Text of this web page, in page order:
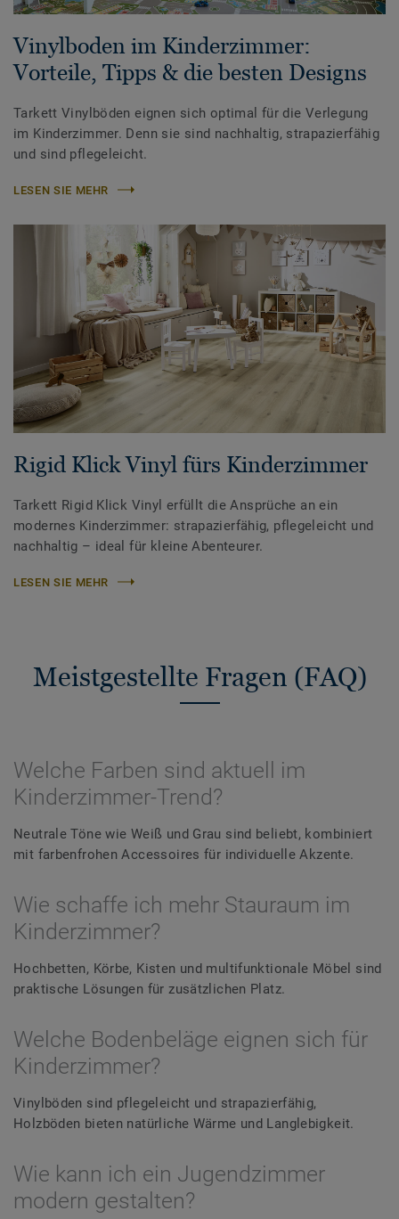
Vinylboden im Kinderzimmer:
Vorteile, Tipps & die besten Designs
Tarkett Vinylböden eignen sich optimal für die Verlegung
im Kinderzimmer. Denn sie sind nachhaltig, strapazierfähig
und sind pflegeleicht.
LESEN SIE MEHR
Rigid Klick Vinyl fürs Kinderzimmer
Tarkett Rigid Klick Vinyl erfüllt die Ansprüche an ein
modernes Kinderzimmer: strapazierfähig, pflegeleicht und
nachhaltig – ideal für kleine Abenteurer.
LESEN SIE MEHR
Meistgestellte Fragen (FAQ)
Welche Farben sind aktuell im
Kinderzimmer-Trend?
Neutrale Töne wie Weiß und Grau sind beliebt, kombiniert
mit farbenfrohen Accessoires für individuelle Akzente.
Wie schaffe ich mehr Stauraum im
Kinderzimmer?
Hochbetten, Körbe, Kisten und multifunktionale Möbel sind
praktische Lösungen für zusätzlichen Platz.
Welche Bodenbeläge eignen sich für
Kinderzimmer?
Vinylböden sind pflegeleicht und strapazierfähig,
Holzböden bieten natürliche Wärme und Langlebigkeit.
Wie kann ich ein Jugendzimmer
modern gestalten?